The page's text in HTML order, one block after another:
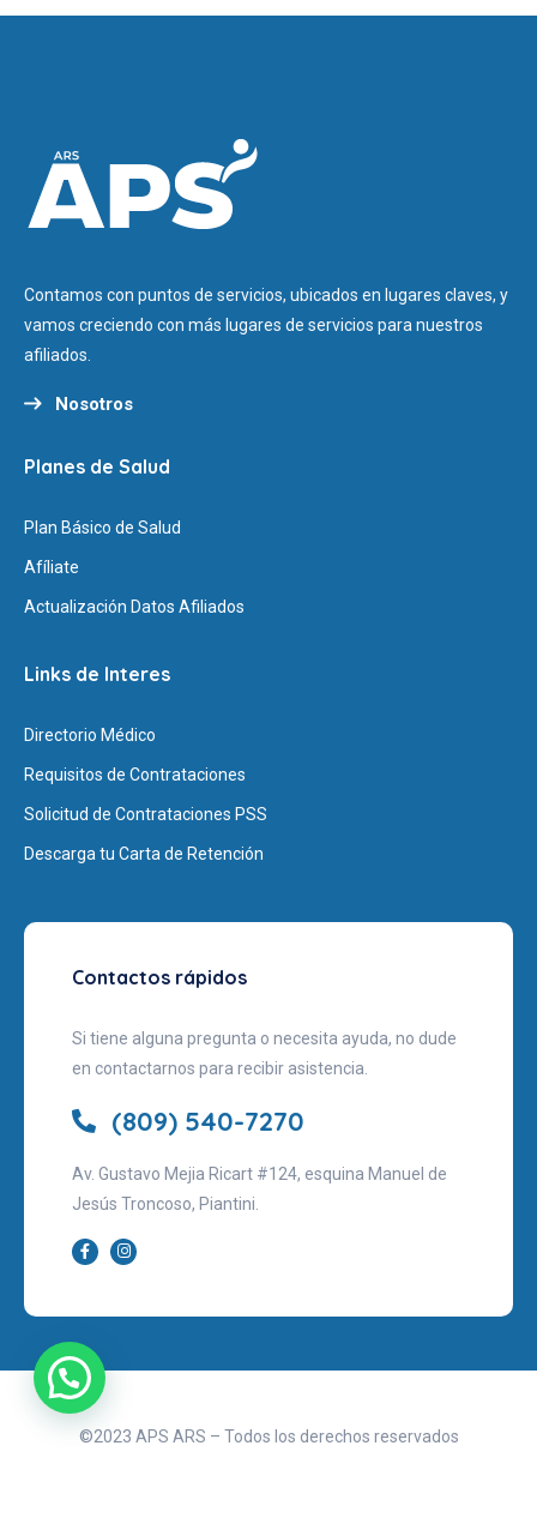
Contamos con puntos de servicios, ubicados en lugares claves, y
vamos creciendo con más lugares de servicios para nuestros
afiliados.
Nosotros
Planes de Salud
Plan Básico de Salud
Afíliate
Actualización Datos Afiliados
Links de Interes
Directorio Médico
Requisitos de Contrataciones
Solicitud de Contrataciones PSS
Descarga tu Carta de Retención
Contactos rápidos
Si tiene alguna pregunta o necesita ayuda, no dude
en contactarnos para recibir asistencia.
(809) 540-7270
Av. Gustavo Mejia Ricart #124, esquina Manuel de
Jesús Troncoso, Piantini.
©2023 APS ARS – Todos los derechos reservados